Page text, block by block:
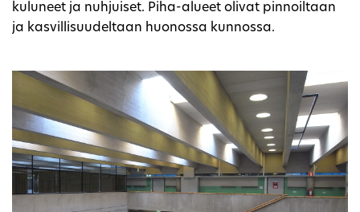
kuluneet ja nuhjuiset. Piha-alueet olivat pinnoiltaan
ja kasvillisuudeltaan huonossa kunnossa.